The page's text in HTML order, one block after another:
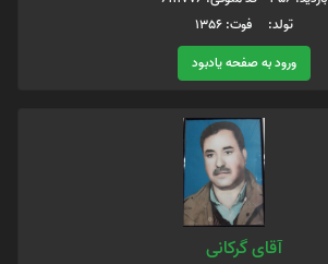
تولد: فوت: 1356
ورود به صفحه یادبود
آقای گرکانی